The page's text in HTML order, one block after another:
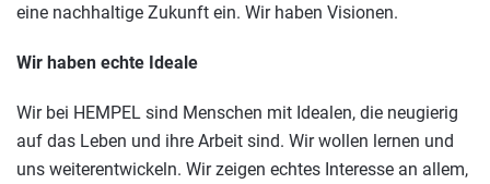
eine nachhaltige Zukunft ein. Wir haben Visionen.
Wir haben echte Ideale
Wir bei HEMPEL sind Menschen mit Idealen, die neugierig
auf das Leben und ihre Arbeit sind. Wir wollen lernen und
uns weiterentwickeln. Wir zeigen echtes Interesse an allem,